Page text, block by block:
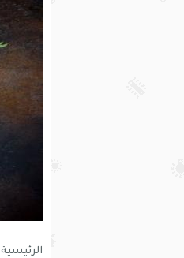
الرئيسية